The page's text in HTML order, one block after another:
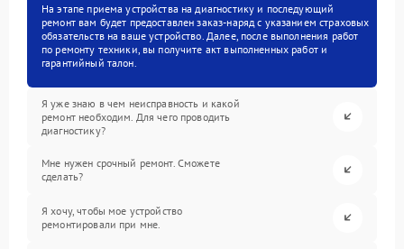
На этапе приема устройства на диагностику и последующий
ремонт вам будет предоставлен заказ-наряд с указанием страховых
обязательств на ваше устройство. Далее, после выполнения работ
по ремонту техники, вы получите акт выполненных работ и
гарантийный талон.
Я уже знаю в чем неисправность и какой
ремонт необходим. Для чего проводить
диагностику?
Мне нужен срочный ремонт. Сможете
сделать?
Я хочу, чтобы мое устройство
ремонтировали при мне.